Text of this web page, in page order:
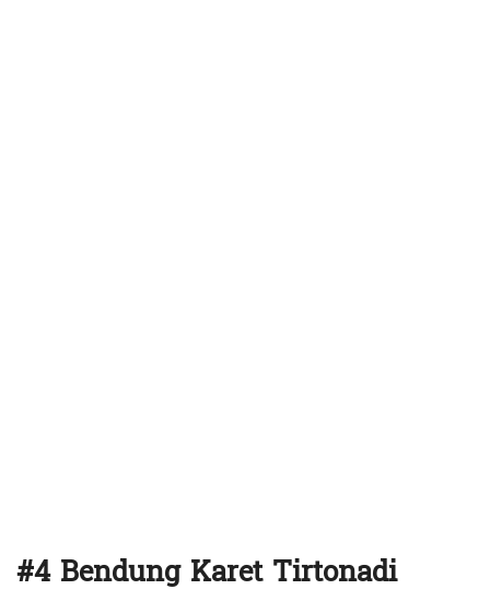
#4 Bendung Karet Tirtonadi